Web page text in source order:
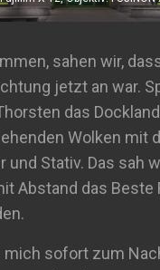
sahen wir,
jetzt an war.
das
Wolken mit
und Stativ. Das sah
Abstand das Beste
mich sofort zum